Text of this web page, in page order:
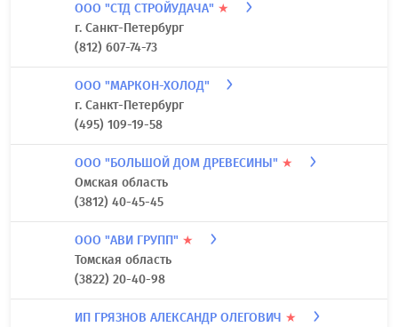
ООО "СТД СТРОЙУДАЧА" ★
г. Санкт-Петербург
(812) 607-74-73
ООО "МАРКОН-ХОЛОД"
г. Санкт-Петербург
(495) 109-19-58
ООО "БОЛЬШОЙ ДОМ ДРЕВЕСИНЫ" ★
Омская область
(3812) 40-45-45
ООО "АВИ ГРУПП" ★
Томская область
(3822) 20-40-98
ИП ГРЯЗНОВ АЛЕКСАНДР ОЛЕГОВИЧ ★